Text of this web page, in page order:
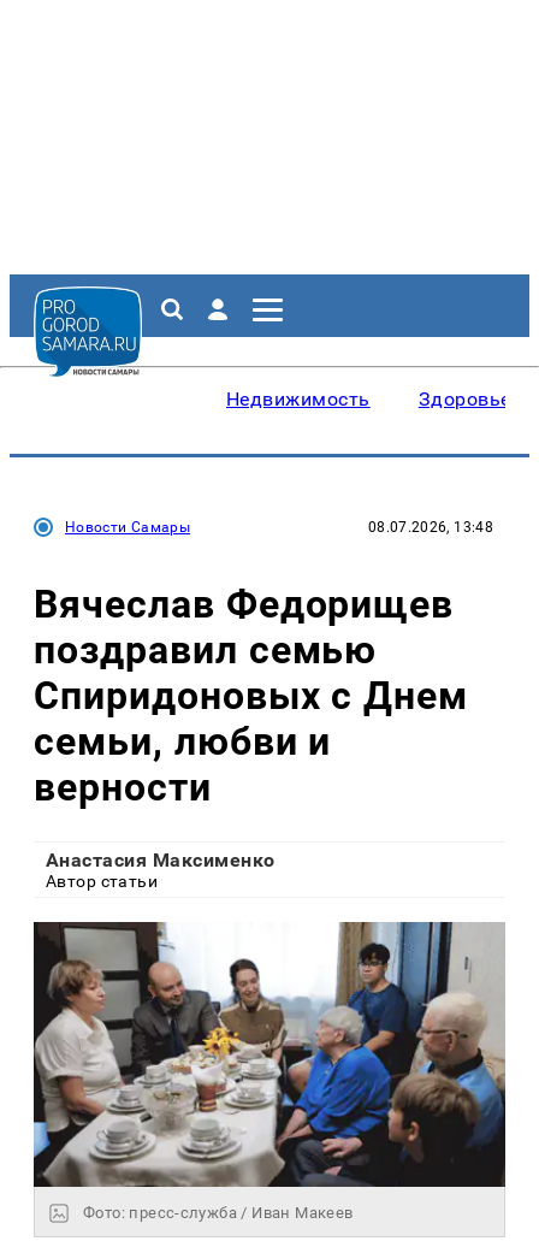
Недвижимость Здоровье
Новости Самары 08.07.2026, 13:48
Вячеслав Федорищев
поздравил семью
Спиридоновых с Днем
семьи, любви и
верности
Анастасия Максименко
Автор статьи
Фото: пресс-служба / Иван Макеев